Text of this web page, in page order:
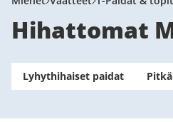
France
Hihattomat
Lyhythihaiset paidat